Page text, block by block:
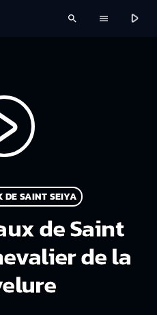
search menu play_arrow
DE SAINT SEIYA
de Saint
de la